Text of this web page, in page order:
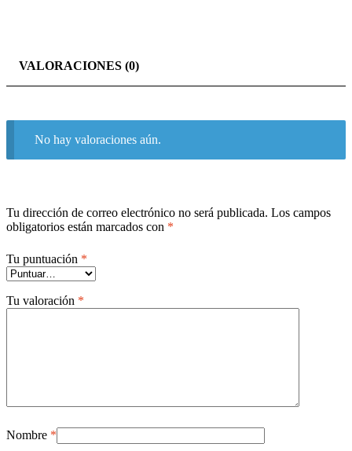
VALORACIONES (0)
No hay valoraciones aún.
Tu dirección de correo electrónico no será publicada. Los campos
obligatorios están marcados con *
Tu puntuación *
Tu valoración *
Nombre *